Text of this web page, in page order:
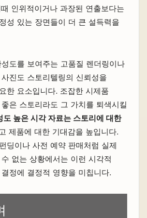
인위적이거나 과장된 연출보다는
성 있는 장면들이 더 큰 설득력을
도를 보여주는 고품질 렌더링이나
진도 스토리텔링의 신뢰성을
한 요소입니다. 조잡한 시제품
은 스토리라도 그 가치를 퇴색시킬
도 높은 시각 자료는 스토리에 대한
제품에 대한 기대감을 높입니다.
딩이나 사전 예약 판매처럼 실제
없는 상황에서는 이런 시각적
정에 결정적 영향을 미칩니다.